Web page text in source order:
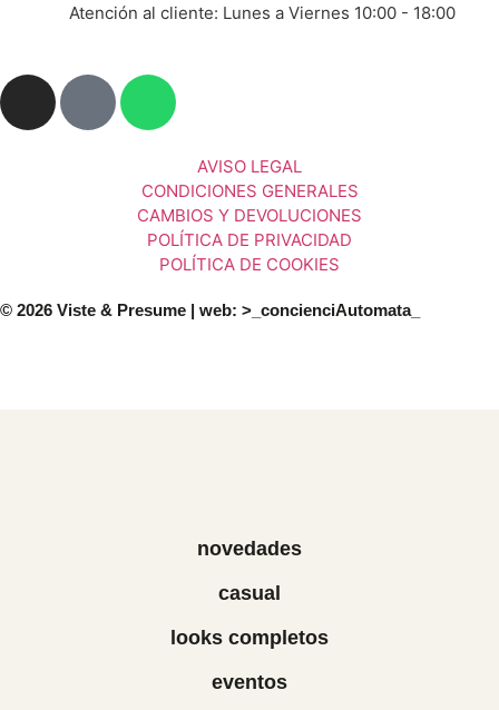
Atención al cliente: Lunes a Viernes 10:00 - 18:00
AVISO LEGAL
CONDICIONES GENERALES
CAMBIOS Y DEVOLUCIONES
POLÍTICA DE PRIVACIDAD
POLÍTICA DE COOKIES
© 2026 Viste & Presume | web: >_concienciAutomata_
novedades
casual
looks completos
eventos